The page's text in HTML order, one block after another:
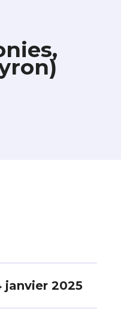
janvier 2025